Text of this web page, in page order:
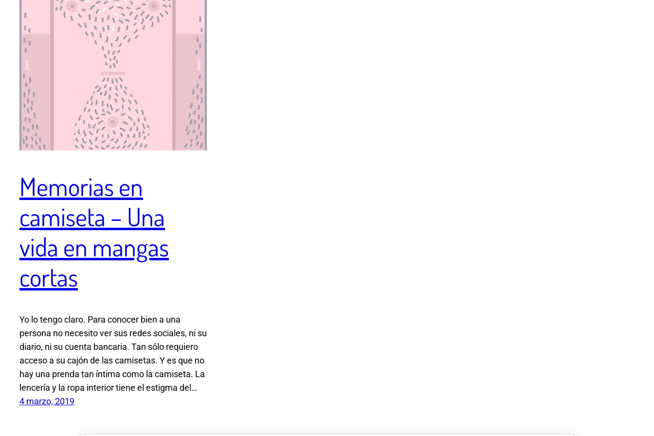
Memorias en
camiseta – Una
vida en mangas
cortas
Yo lo tengo claro. Para conocer bien a una
persona no necesito ver sus redes sociales, ni su
diario, ni su cuenta bancaria. Tan sólo requiero
acceso a su cajón de las camisetas. Y es que no
hay una prenda tan íntima como la camiseta. La
lencería y la ropa interior tiene el estigma del…
4 marzo, 2019